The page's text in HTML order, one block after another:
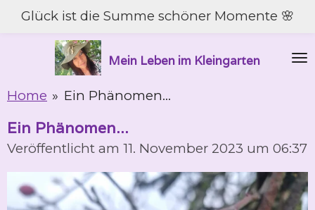
Zum
springen
Mein Leben im Kleingarten
Glück ist die Summe schöner Momente 🌸
Home » Ein Phänomen...
Ein Phänomen...
Veröffentlicht am 11. November 2023 um 06:37